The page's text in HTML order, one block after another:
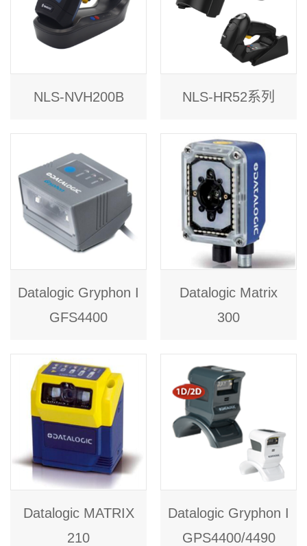
NLS-NVH200B NLS-HR52系列
Datalogic Gryphon I
GFS4400
Datalogic Matrix
300
Datalogic MATRIX
210
Datalogic Gryphon I
GPS4400/4490